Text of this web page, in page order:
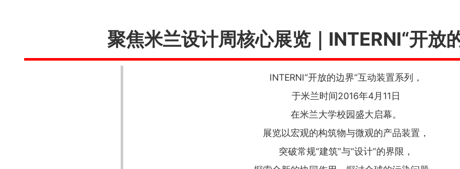
聚焦米兰设计周核心展览｜INTERNI“开放
INTERNI“开放的边界”互动装置系列，
于米兰时间2016年4月11日
在米兰大学校园盛大启幕。
展览以宏观的构筑物与微观的产品装置，
突破常规“建筑”与“设计”的界限，